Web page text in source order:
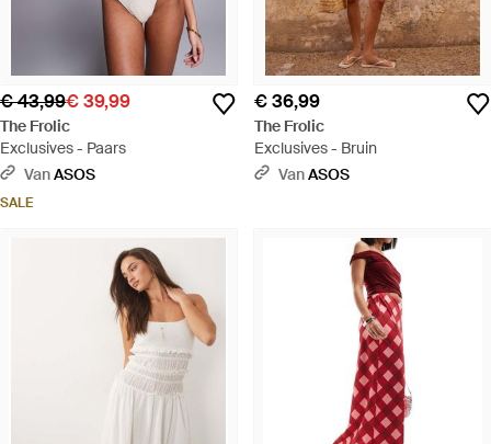
€ 43,99€ 39,99
The Frolic
Exclusives - Paars
VanASOS
SALE
€ 36,99
The Frolic
Exclusives - Bruin
VanASOS